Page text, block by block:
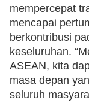
mempercepat
mencapai
berkontribusi
keseluruhan.
ASEAN, kita
masa depan
seluruh